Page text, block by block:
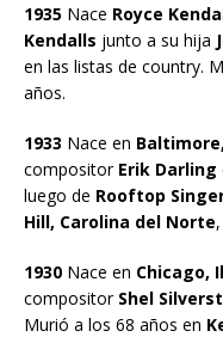
1935 Nace Royce
Kendalls junto a su hija
en las listas de country.
años.
1933 Nace en
compositorErik Darling
luego de Rooftop
Hill, Carolina del Norte
1930 Nace en Chicago,
compositor Shel
Murió a los 68 años en